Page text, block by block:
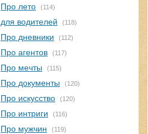
Про лето (114)
для водителей (118)
Про дневники (112)
Про агентов (117)
Про мечты (115)
Про документы (120)
Про искусство (120)
Про интриги (116)
Про мужчин (119)